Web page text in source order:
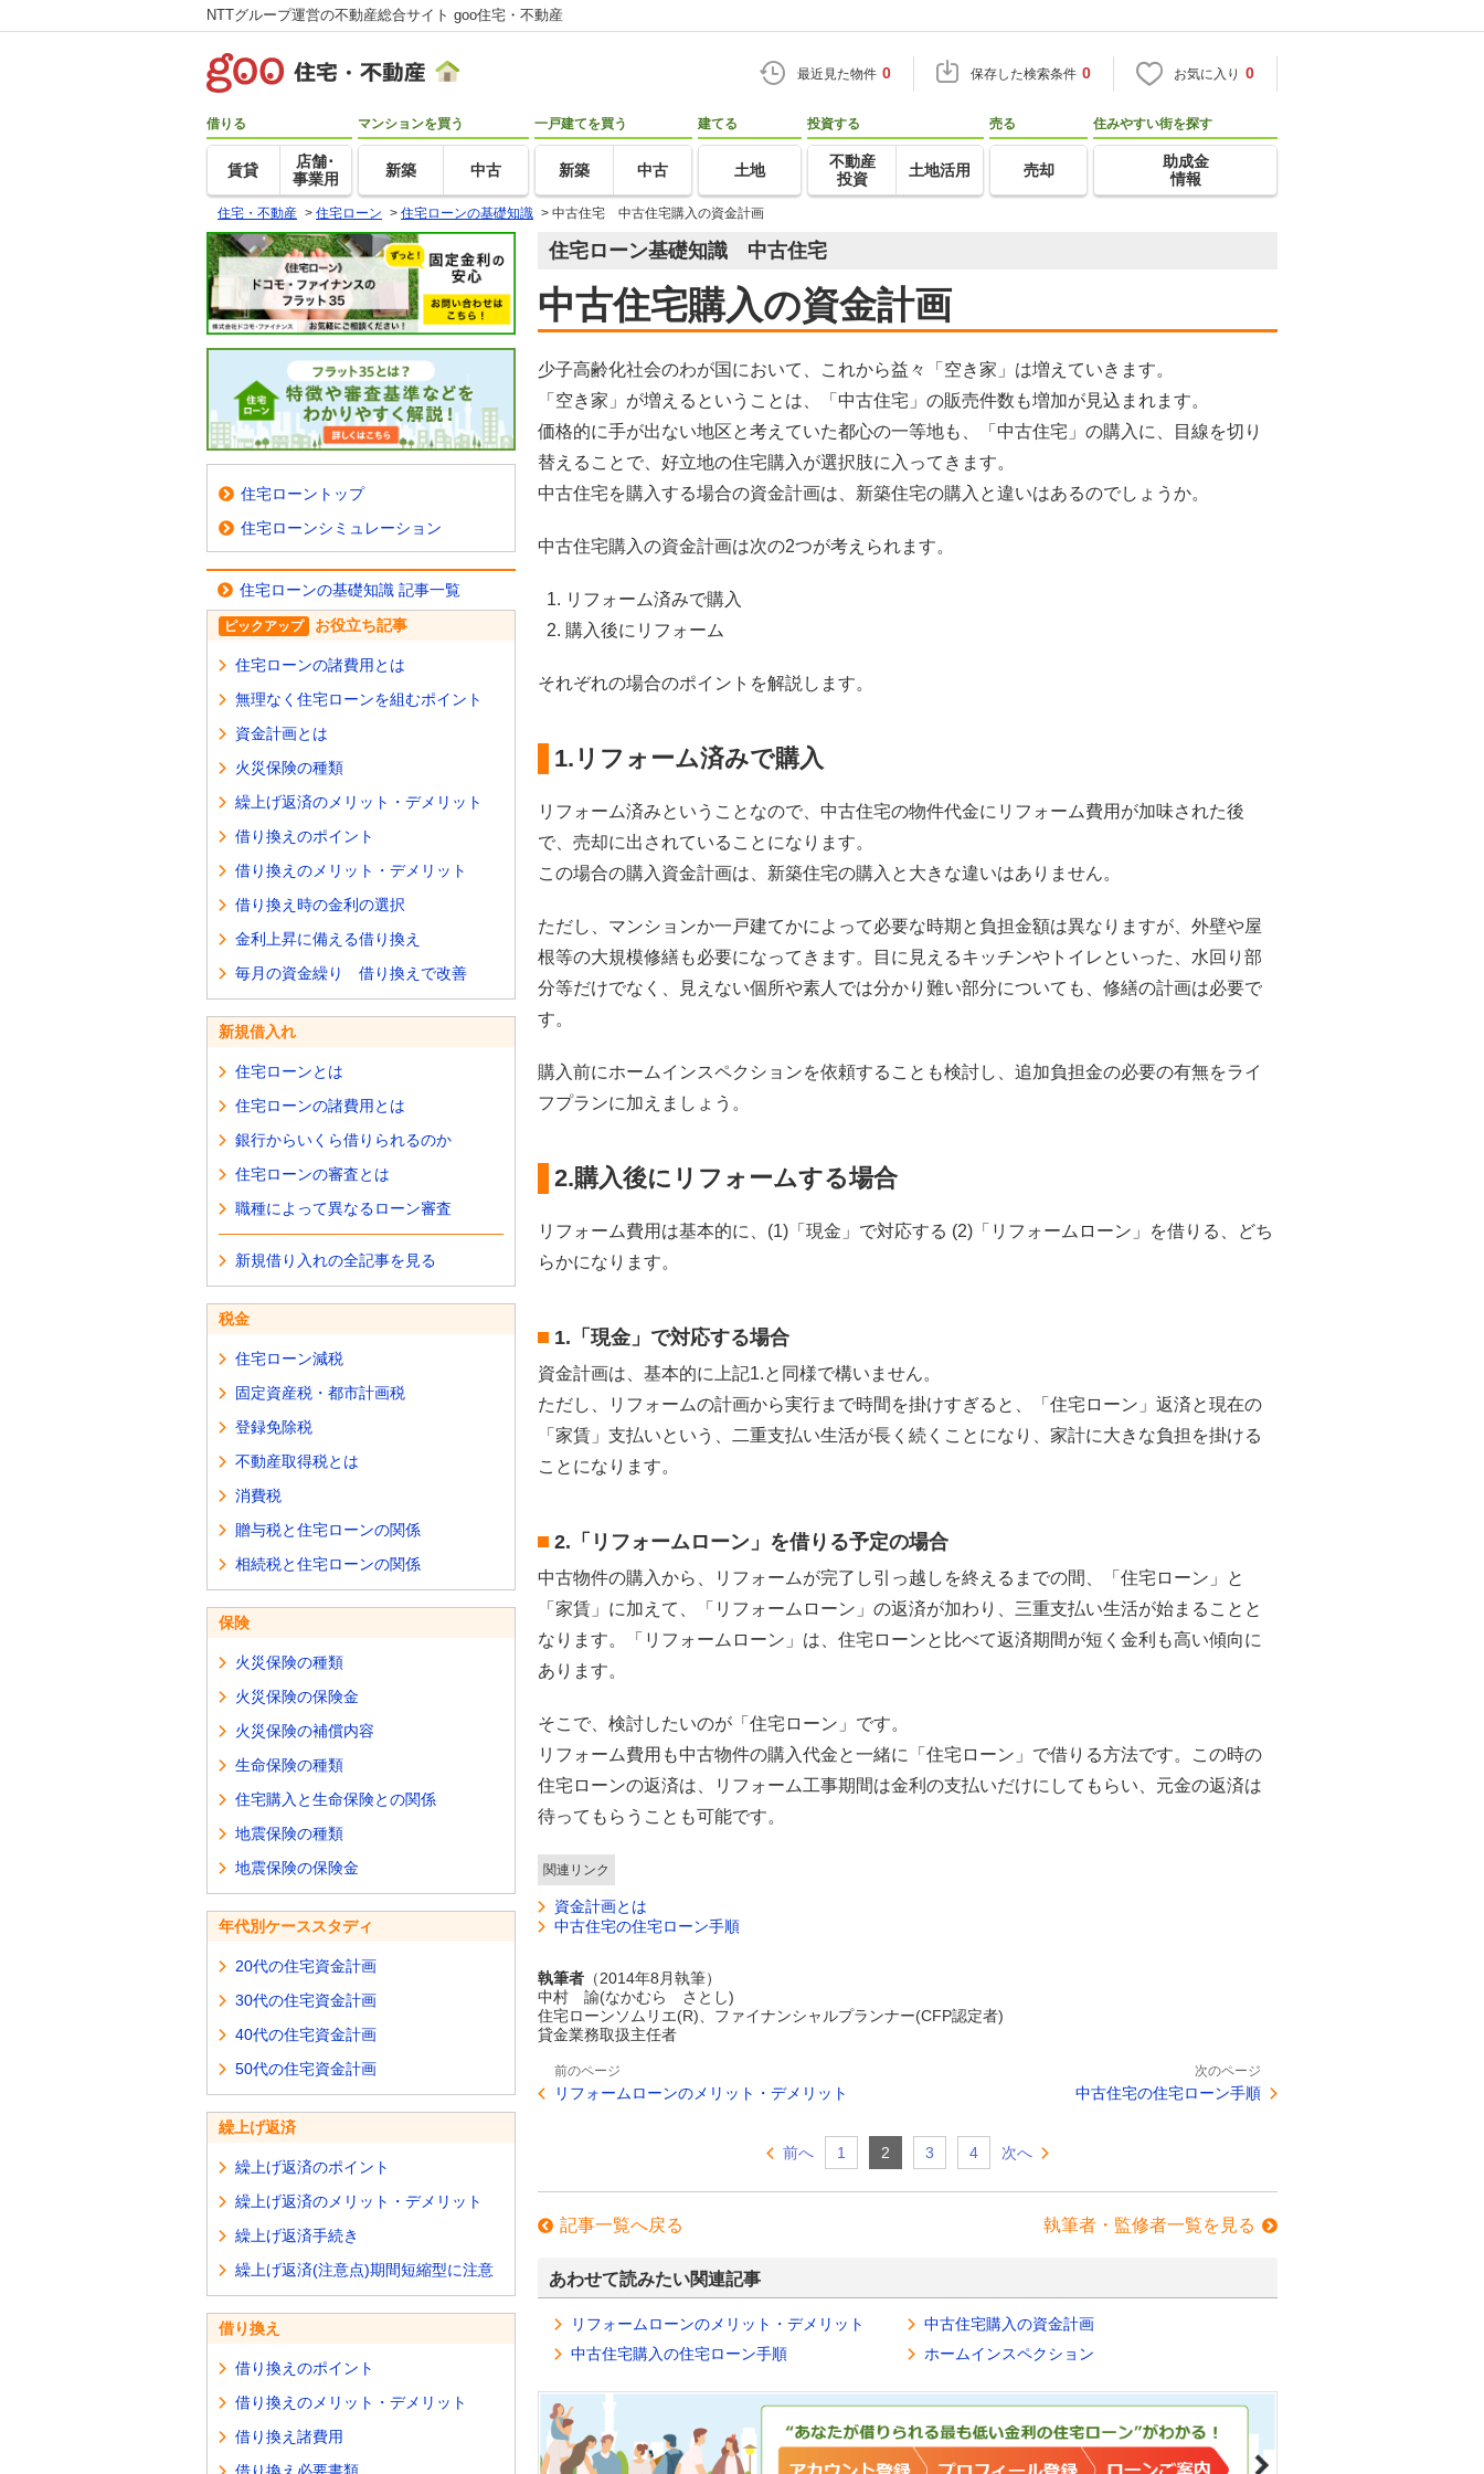
NTTグループ運営の不動産総合サイト goo住宅・不動産
最近見た物件 0 保存した検索条件 0 お気に入り 0
借りる
賃貸
店舗･
事業用
マンションを買う
新築 中古
一戸建てを買う
新築 中古
建てる
土地
投資する
不動産
投資
土地活用
売る
売却
住みやすい街を探す
助成金
情報
住宅・不動産 > 住宅ローン > 住宅ローンの基礎知識 > 中古住宅 中古住宅購入の資金計画
住宅ローン基礎知識 中古住宅
中古住宅購入の資金計画
少子高齢化社会のわが国において、これから益々「空き家」は増えていきます。
「空き家」が増えるということは、「中古住宅」の販売件数も増加が見込まれます。
価格的に手が出ない地区と考えていた都心の一等地も、「中古住宅」の購入に、目線を切り
替えることで、好立地の住宅購入が選択肢に入ってきます。
中古住宅を購入する場合の資金計画は、新築住宅の購入と違いはあるのでしょうか。
中古住宅購入の資金計画は次の2つが考えられます。
リフォーム済みで購入
購入後にリフォーム
それぞれの場合のポイントを解説します。
1.リフォーム済みで購入
リフォーム済みということなので、中古住宅の物件代金にリフォーム費用が加味された後
で、売却に出されていることになります。
この場合の購入資金計画は、新築住宅の購入と大きな違いはありません。
ただし、マンションか一戸建てかによって必要な時期と負担金額は異なりますが、外壁や屋
根等の大規模修繕も必要になってきます。目に見えるキッチンやトイレといった、水回り部
分等だけでなく、見えない個所や素人では分かり難い部分についても、修繕の計画は必要で
す。
購入前にホームインスペクションを依頼することも検討し、追加負担金の必要の有無をライ
フプランに加えましょう。
2.購入後にリフォームする場合
リフォーム費用は基本的に、(1)「現金」で対応する (2)「リフォームローン」を借りる、どち
らかになります。
1.「現金」で対応する場合
資金計画は、基本的に上記1.と同様で構いません。
ただし、リフォームの計画から実行まで時間を掛けすぎると、「住宅ローン」返済と現在の
「家賃」支払いという、二重支払い生活が長く続くことになり、家計に大きな負担を掛ける
ことになります。
2.「リフォームローン」を借りる予定の場合
中古物件の購入から、リフォームが完了し引っ越しを終えるまでの間、「住宅ローン」と
「家賃」に加えて、「リフォームローン」の返済が加わり、三重支払い生活が始まることと
なります。「リフォームローン」は、住宅ローンと比べて返済期間が短く金利も高い傾向に
あります。
そこで、検討したいのが「住宅ローン」です。
リフォーム費用も中古物件の購入代金と一緒に「住宅ローン」で借りる方法です。この時の
住宅ローンの返済は、リフォーム工事期間は金利の支払いだけにしてもらい、元金の返済は
待ってもらうことも可能です。
関連リンク
資金計画とは
中古住宅の住宅ローン手順
執筆者 （2014年8月執筆）
中村 諭(なかむら さとし)
住宅ローンソムリエ(R)、ファイナンシャルプランナー(CFP認定者)
貸金業務取扱主任者
前のページ
リフォームローンのメリット・デメリット
次のページ
中古住宅の住宅ローン手順
前へ 1 2 3 4 次へ
記事一覧へ戻る 執筆者・監修者一覧を見る
あわせて読みたい関連記事
リフォームローンのメリット・デメリット
中古住宅購入の資金計画
中古住宅購入の住宅ローン手順
ホームインスペクション
住宅ローントップ
住宅ローンシミュレーション
住宅ローンの基礎知識 記事一覧
ピックアップ お役立ち記事
住宅ローンの諸費用とは
無理なく住宅ローンを組むポイント
資金計画とは
火災保険の種類
繰上げ返済のメリット・デメリット
借り換えのポイント
借り換えのメリット・デメリット
借り換え時の金利の選択
金利上昇に備える借り換え
毎月の資金繰り 借り換えで改善
新規借入れ
住宅ローンとは
住宅ローンの諸費用とは
銀行からいくら借りられるのか
住宅ローンの審査とは
職種によって異なるローン審査
新規借り入れの全記事を見る
税金
住宅ローン減税
固定資産税・都市計画税
登録免除税
不動産取得税とは
消費税
贈与税と住宅ローンの関係
相続税と住宅ローンの関係
保険
火災保険の種類
火災保険の保険金
火災保険の補償内容
生命保険の種類
住宅購入と生命保険との関係
地震保険の種類
地震保険の保険金
年代別ケーススタディ
20代の住宅資金計画
30代の住宅資金計画
40代の住宅資金計画
50代の住宅資金計画
繰上げ返済
繰上げ返済のポイント
繰上げ返済のメリット・デメリット
繰上げ返済手続き
繰上げ返済(注意点)期間短縮型に注意
借り換え
借り換えのポイント
借り換えのメリット・デメリット
借り換え諸費用